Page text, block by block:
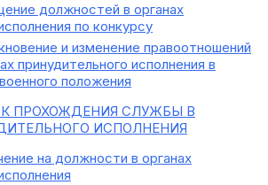
должностей в органах
по конкурсу
и изменение правоотношений
принудительного исполнения в
положения
ПРОХОЖДЕНИЯ СЛУЖБЫ В
ИСПОЛНЕНИЯ
на должности в органах